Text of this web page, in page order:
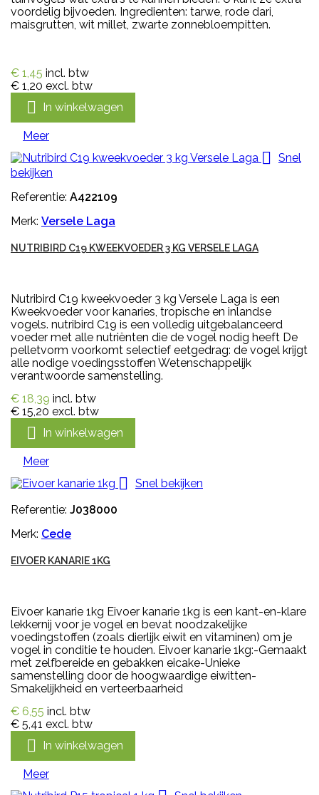
voordelig bijvoeden. Ingredienten: tarwe, rode dari,
maisgrutten, wit millet, zwarte zonnebloempitten.
€ 1,45 incl. btw
€ 1,20 excl. btw
 In winkelwagen
Meer

Snel
bekijken
Referentie: A422109
Merk: Versele Laga
NUTRIBIRD C19 KWEEKVOEDER 3 KG VERSELE LAGA
Nutribird C19 kweekvoeder 3 kg Versele Laga is een
Kweekvoeder voor kanaries, tropische en inlandse
vogels. nutribird C19 is een volledig uitgebalanceerd
voeder met alle nutriënten die de vogel nodig heeft De
pelletvorm voorkomt selectief eetgedrag: de vogel krijgt
alle nodige voedingsstoffen Wetenschappelijk
verantwoorde samenstelling.
€ 18,39 incl. btw
€ 15,20 excl. btw
 In winkelwagen
Meer

Snel bekijken
Referentie: J038000
Merk: Cede
EIVOER KANARIE 1KG
Eivoer kanarie 1kg Eivoer kanarie 1kg is een kant-en-klare
lekkernij voor je vogel en bevat noodzakelijke
voedingstoffen (zoals dierlijk eiwit en vitaminen) om je
vogel in conditie te houden. Eivoer kanarie 1kg:-Gemaakt
met zelfbereide en gebakken eicake-Unieke
samenstelling door de hoogwaardige eiwitten-
Smakelijkheid en verteerbaarheid
€ 6,55 incl. btw
€ 5,41 excl. btw
 In winkelwagen
Meer